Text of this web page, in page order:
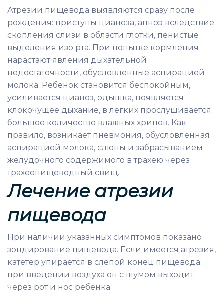
Атрезии пищевода выявляются сразу после
рождения: приступы цианоза, апноэ вследствие
скопления слизи в области глотки, пенистые
выделения изо рта. При попытке кормления
нарастают явления дыхательной
недостаточности, обусловленные аспирацией
молока. Ребёнок становится беспокойным,
усиливается цианоз, одышка, появляется
клокочущее дыхание, в лёгких прослушивается
большое количество влажных хрипов. Как
правило, возникает пневмония, обусловленная
аспирацией молока, слюны и забрасыванием
желудочного содержимого в трахею через
трахеопищеводный свищ.
Лечение атрезии
пищевода
При наличии указанных симптомов показано
зондирование пищевода. Если имеется атрезия,
катетер упирается в слепой конец пищевода;
при введении воздуха он с шумом выходит
через рот и нос ребёнка.